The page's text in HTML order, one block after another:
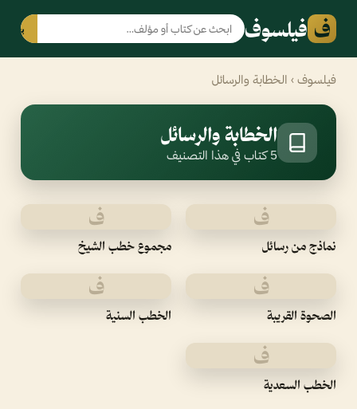
ف فيلسوف بحث
فيلسوف › الخطابة والرسائل
الخطابة والرسائل
5 كتاب في هذا التصنيف
ف
نماذج من رسائل
ف
مجموع خطب الشيخ
ف
الصحوة القريبة
ف
الخطب السنية
ف
الخطب السعدية